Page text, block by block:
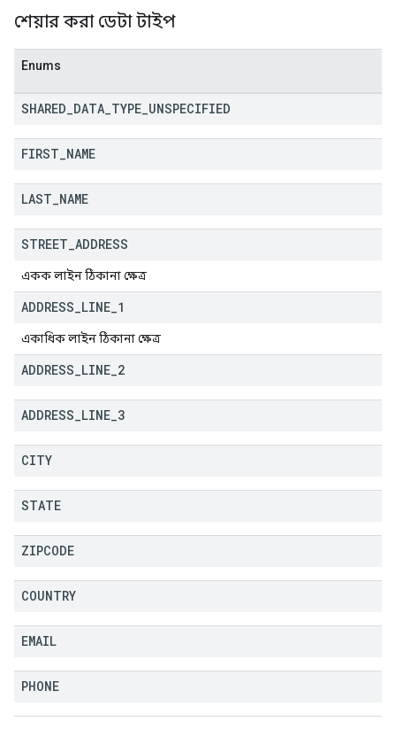
শেয়ার করা ডেটা টাইপ
Enums
SHARED DATA TYPE UNSPECIFIED
FIRST NAME
LAST NAME
STREET ADDRESS
একক লাইন ঠিকানা ক্ষেত্র
ADDRESS LINE 1
একাধিক লাইন ঠিকানা ক্ষেত্র
ADDRESS LINE 2
ADDRESS LINE 3
CITY
STATE
ZIPCODE
COUNTRY
EMAIL
PHONE